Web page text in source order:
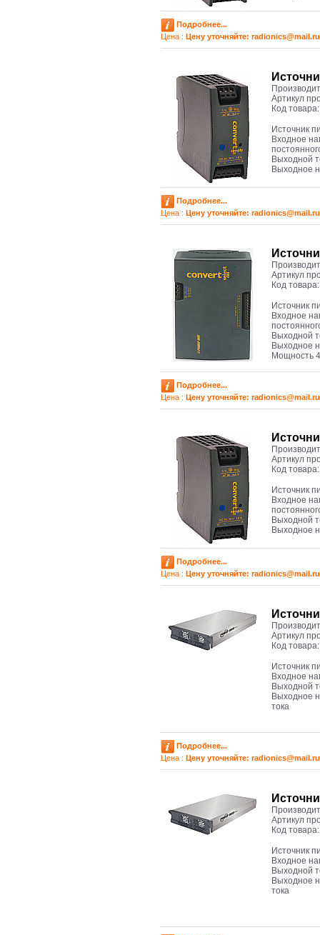
Подробнее...
Цена : Цену уточняйте: radioniсs@mail.ru
Артикул
Код
Источник
Входное
Выходной
Выходное
Подробнее...
Цена : Цену уточняйте: radioniсs@mail.ru
Артикул
Код
Источник
Входное
Выходной
Выходное
Мощность
Подробнее...
Цена : Цену уточняйте: radioniсs@mail.ru
Артикул
Код
Источник
Входное
Выходной
Выходное
Подробнее...
Цена : Цену уточняйте: radioniсs@mail.ru
Артикул
Код
Источник
Входное
Выходной
Выходное
тока
Подробнее...
Цена : Цену уточняйте: radioniсs@mail.ru
Артикул
Код
Источник
Входное
Выходной
Выходное
тока